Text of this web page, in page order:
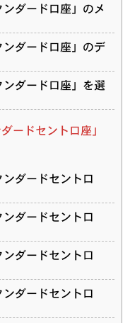
ダード口座」のメ
ダード口座」のデ
ダード口座」を選
ードセント口座」
ダードセント口
ダードセント口
ダードセント口
ダードセント口